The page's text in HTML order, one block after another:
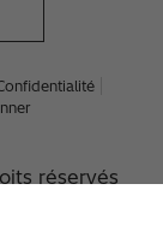
réservés